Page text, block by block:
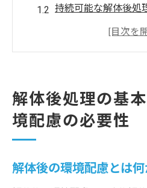
持続可能な解体後処
環境に優しい解体ス
解体後に生じる環境
解体後処理における
建物解体後の廃棄物分別
解体後のリサイクル
解体後処理の基
境配慮の必要性
解体後の環境配慮とは